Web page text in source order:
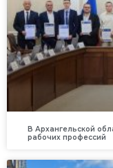
В Архангельской
рабочих профессий